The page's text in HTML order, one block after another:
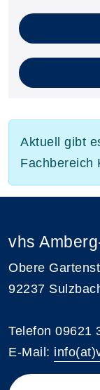
Aktuell gibt
Fachbereich
vhs
Obere
92237
Telefon 09621
E-Mail: